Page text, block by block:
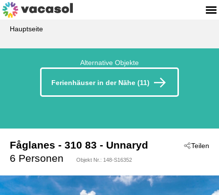
Hauptseite
Alternative Objekte
Ferienhäuser in der Nähe (11)
Teilen
Fåglanes
- Jällunda/Unnaryd
- 310 83 - Unnaryd
6 Personen
Objekt Nr.: 148-S16352